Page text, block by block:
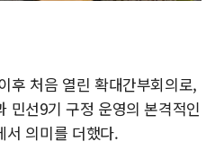
후 처음 열린 확대간부회의로,
민선9기 구정 운영의 본격적인
서 의미를 더했다.